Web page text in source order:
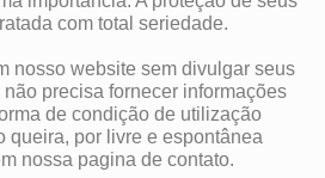
com total seriedade.
nosso website sem divulgar seus
precisa fornecer informações
de condição de utilização
queira, por livre e espontânea
nossa pagina de contato.